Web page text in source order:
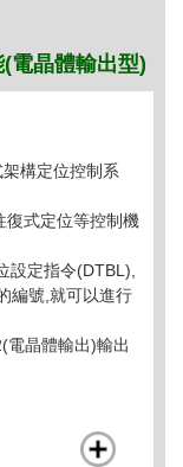
電晶體輸出型)
構定位控制系
復式定位等控制機
設定指令(DTBL),
編號,就可以進行
電晶體輸出)輸出